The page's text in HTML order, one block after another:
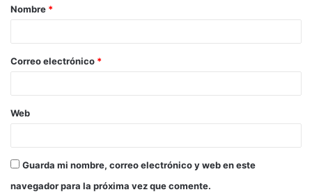
Nombre *
Correo electrónico *
Web
Guarda mi nombre, correo electrónico y web en este
navegador para la próxima vez que comente.